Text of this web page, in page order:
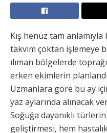
Kış henüz tam
takvim çoktan işlemeye
ılıman bölgelerde
erken ekimlerin
Uzmanlara göre bu ay
yaz aylarında alınacak
Soğuğa dayanıklı
geliştirmesi, hem